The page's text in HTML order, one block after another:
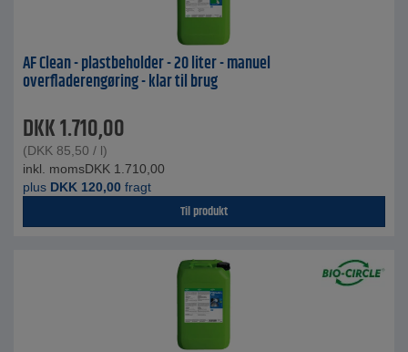
AF Clean - plastbeholder - 20 liter - manuel
overfladerengøring - klar til brug
DKK1.710,00
(DKK 85,50 / l)
inkl. momsDKK 1.710,00
plus DKK 120,00 fragt
Til produkt